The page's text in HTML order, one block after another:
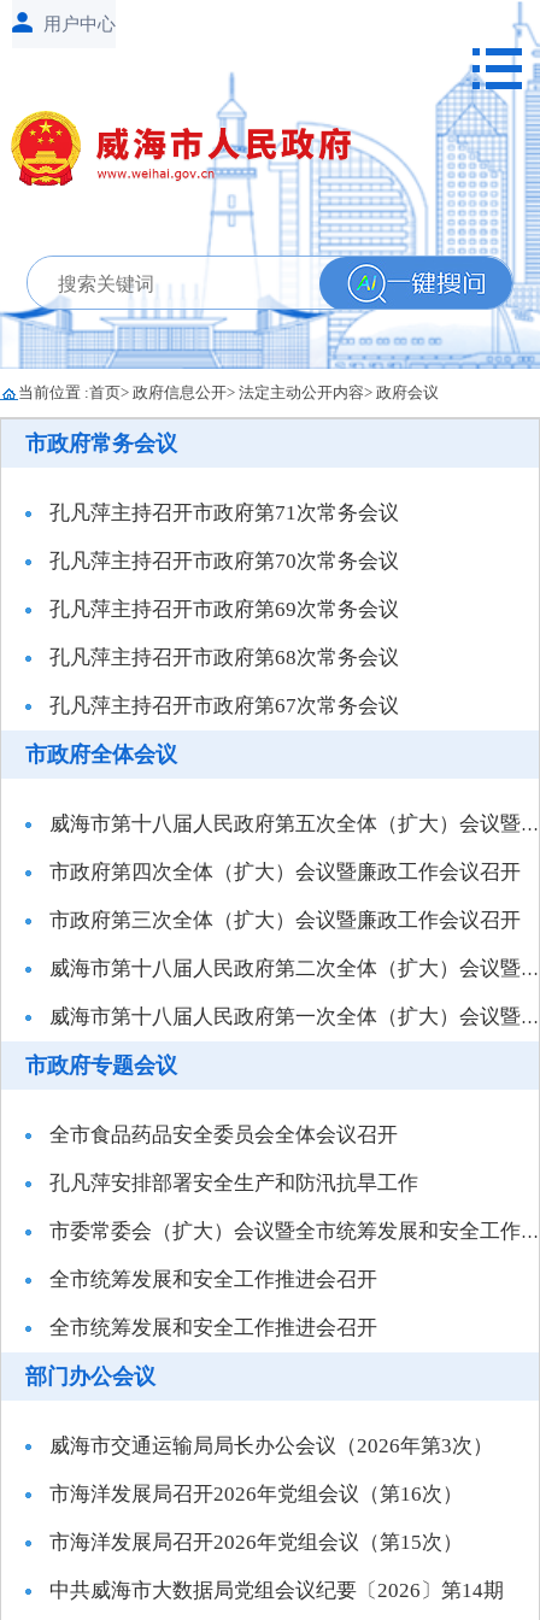
当前位置 :首页> 政府信息公开> 法定主动公开内容> 政府会议
市政府常务会议
孔凡萍主持召开市政府第71次常务会议
孔凡萍主持召开市政府第70次常务会议
孔凡萍主持召开市政府第69次常务会议
孔凡萍主持召开市政府第68次常务会议
孔凡萍主持召开市政府第67次常务会议
市政府全体会议
威海市第十八届人民政府第五次全体（扩大）会议暨廉政工作会议召开
市政府第四次全体（扩大）会议暨廉政工作会议召开
市政府第三次全体（扩大）会议暨廉政工作会议召开
威海市第十八届人民政府第二次全体（扩大）会议暨廉政工作会议召开
威海市第十八届人民政府第一次全体（扩大）会议暨廉政工作会议召开
市政府专题会议
全市食品药品安全委员会全体会议召开
孔凡萍安排部署安全生产和防汛抗旱工作
市委常委会（扩大）会议暨全市统筹发展和安全工作推进会召开
全市统筹发展和安全工作推进会召开
全市统筹发展和安全工作推进会召开
部门办公会议
威海市交通运输局局长办公会议（2026年第3次）
市海洋发展局召开2026年党组会议（第16次）
市海洋发展局召开2026年党组会议（第15次）
中共威海市大数据局党组会议纪要〔2026〕第14期